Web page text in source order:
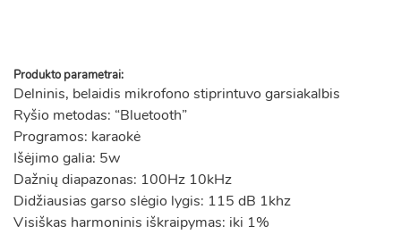
Produkto parametrai:
Delninis, belaidis mikrofono stiprintuvo garsiakalbis
Ryšio metodas: “Bluetooth”
Programos: karaokė
Išėjimo galia: 5w
Dažnių diapazonas: 100Hz 10kHz
Didžiausias garso slėgio lygis: 115 dB 1khz
Visiškas harmoninis iškraipymas: iki 1%